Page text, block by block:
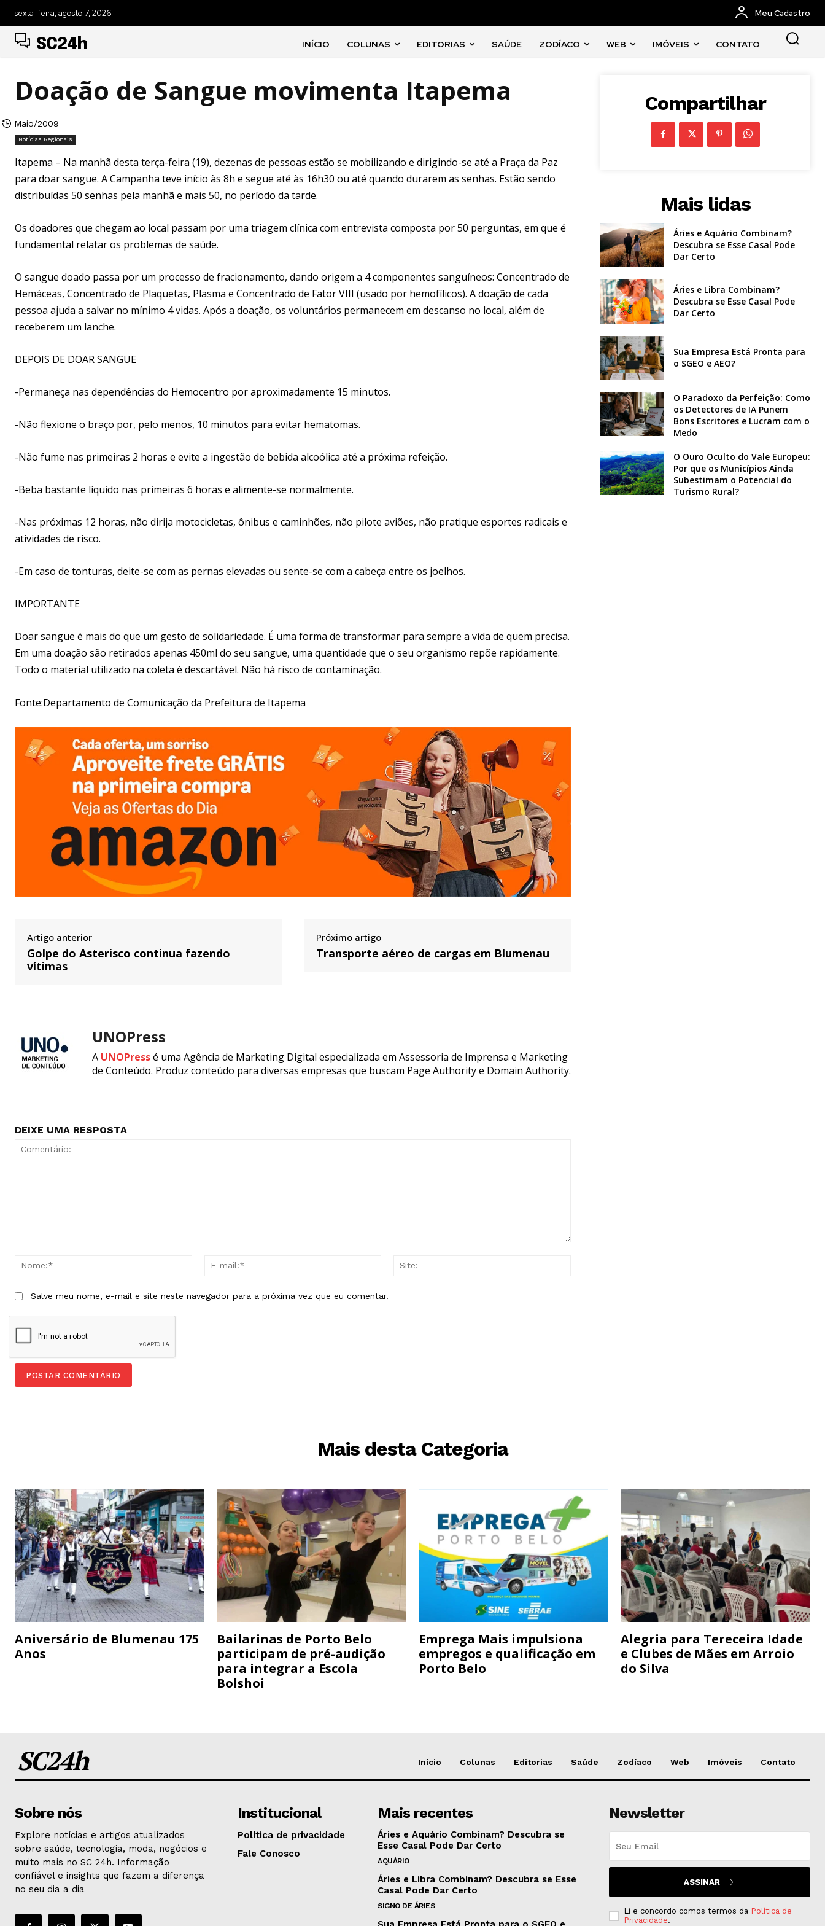
sexta-feira, agosto 7, 2026 Meu Cadastro
SC24h INÍCIO COLUNAS EDITORIAS SAÚDE ZODÍACO WEB IMÓVEIS CONTATO
Doação de Sangue movimenta Itapema
Maio/2009
Notícias Regionais
Itapema – Na manhã desta terça-feira (19), dezenas de pessoas estão se mobilizando e dirigindo-se até a Praça da Paz
para doar sangue. A Campanha teve início às 8h e segue até às 16h30 ou até quando durarem as senhas. Estão sendo
distribuídas 50 senhas pela manhã e mais 50, no período da tarde.
Os doadores que chegam ao local passam por uma triagem clínica com entrevista composta por 50 perguntas, em que é
fundamental relatar os problemas de saúde.
O sangue doado passa por um processo de fracionamento, dando origem a 4 componentes sanguíneos: Concentrado de
Hemáceas, Concentrado de Plaquetas, Plasma e Concentrado de Fator VIII (usado por hemofílicos). A doação de cada
pessoa ajuda a salvar no mínimo 4 vidas. Após a doação, os voluntários permanecem em descanso no local, além de
receberem um lanche.
DEPOIS DE DOAR SANGUE
-Permaneça nas dependências do Hemocentro por aproximadamente 15 minutos.
-Não flexione o braço por, pelo menos, 10 minutos para evitar hematomas.
-Não fume nas primeiras 2 horas e evite a ingestão de bebida alcoólica até a próxima refeição.
-Beba bastante líquido nas primeiras 6 horas e alimente-se normalmente.
-Nas próximas 12 horas, não dirija motocicletas, ônibus e caminhões, não pilote aviões, não pratique esportes radicais e
atividades de risco.
-Em caso de tonturas, deite-se com as pernas elevadas ou sente-se com a cabeça entre os joelhos.
IMPORTANTE
Doar sangue é mais do que um gesto de solidariedade. É uma forma de transformar para sempre a vida de quem precisa.
Em uma doação são retirados apenas 450ml do seu sangue, uma quantidade que o seu organismo repõe rapidamente.
Todo o material utilizado na coleta é descartável. Não há risco de contaminação.
Fonte:Departamento de Comunicação da Prefeitura de Itapema
Artigo anterior
Golpe do Asterisco continua fazendo
vítimas
Próximo artigo
Transporte aéreo de cargas em Blumenau
UNOPress
A UNOPressé uma Agência de Marketing Digital especializada em Assessoria de Imprensa e Marketing
de Conteúdo. Produz conteúdo para diversas empresas que buscam Page Authority e Domain Authority.
DEIXE UMA RESPOSTA
Nome:*
Salve meu nome, e-mail e site neste navegador para a próxima vez que eu comentar.
Compartilhar
Mais lidas
Áries e Aquário Combinam?
Descubra se Esse Casal Pode
Dar Certo
Áries e Libra Combinam?
Descubra se Esse Casal Pode
Dar Certo
Sua Empresa Está Pronta para
o SGEO e AEO?
O Paradoxo da Perfeição: Como
os Detectores de IA Punem
Bons Escritores e Lucram com o
Medo
O Ouro Oculto do Vale Europeu:
Por que os Municípios Ainda
Subestimam o Potencial do
Turismo Rural?
Mais desta Categoria
Aniversário de Blumenau 175
Anos
Bailarinas de Porto Belo
participam de pré-audição
para integrar a Escola
Bolshoi
Emprega Mais impulsiona
empregos e qualificação em
Porto Belo
Alegria para Tereceira Idade
e Clubes de Mães em Arroio
do Silva
SC24h Início Colunas Editorias Saúde Zodíaco Web Imóveis Contato
Sobre nós
Explore notícias e artigos atualizados
sobre saúde, tecnologia, moda, negócios e
muito mais no SC 24h. Informação
confiável e insights que fazem a diferença
no seu dia a dia
Institucional
Política de privacidade
Fale Conosco
Mais recentes
Áries e Aquário Combinam? Descubra se
Esse Casal Pode Dar Certo
AQUÁRIO
Áries e Libra Combinam? Descubra se Esse
Casal Pode Dar Certo
SIGNO DE ÁRIES
Newsletter
ASSINAR
Li e concordo comos termos da Política de
Privacidade.